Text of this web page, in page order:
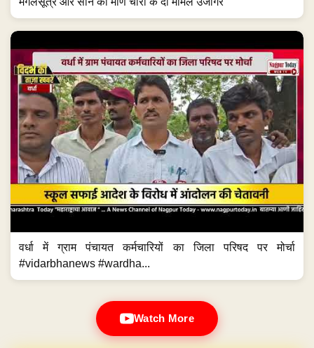
वर्धा में ग्राम पंचायत कर्मचारियों का जिला परिषद पर मोर्चा
#vidarbhanews #wardha...
Watch More